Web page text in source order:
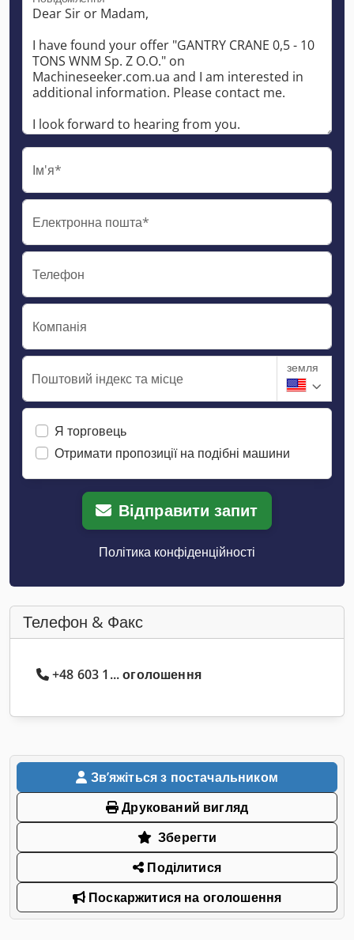
Ім'я*
Електронна пошта*
Телефон
Компанія
Поштовий індекс та місце
земля
Я торговець
Отримати пропозиції на подібні машини
Відправити запит
Політика конфіденційності
Телефон & Факс
+48 603 1... оголошення
Звʼяжіться з постачальником
Друкований вигляд
Зберегти
Поділитися
Поскаржитися на оголошення